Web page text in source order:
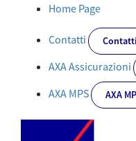
Italian AXA Forum 2012 -
Home Page
Contatti Contatti
AXA Assicurazioni
AXA MPS AXA